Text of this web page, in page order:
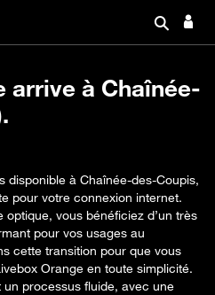
arrive à Chaînée-
disponible à Chaînée-des-Coupis,
pour votre connexion internet.
vous bénéficiez d’un très
pour vos usages au
cette transition pour que vous
Orange en toute simplicité.
processus fluide, avec une